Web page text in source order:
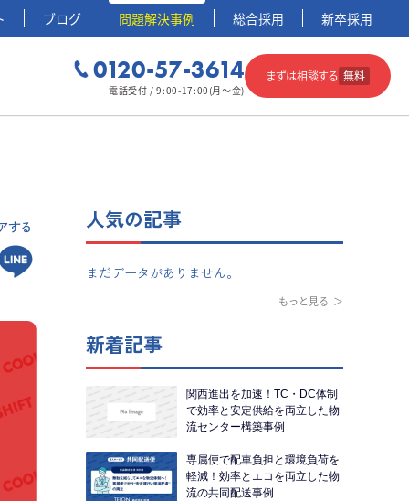
ブログ 問題解決事例 総合採用 新卒採用
0120-57-3614
電話受付 / 9:00-17:00(月～金)
まずは相談する 無料
する 人気の記事
まだデータがありません。
もっと見る
新着記事
関西進出を加速！TC・DC体制
で効率と安定供給を両立した物
流センター構築事例
専属便で配車負担と環境負荷を
軽減！効率とエコを両立した物
流の共同配送事例